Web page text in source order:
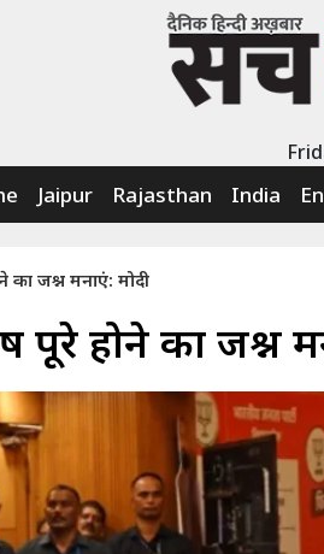
Jaipur Rajasthan India
का जश्न मनाएं: मोदी
पूरे होने का जश्न